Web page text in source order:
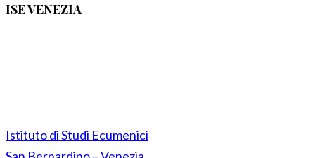
ISE VENEZIA
Istituto di Studi Ecumenici